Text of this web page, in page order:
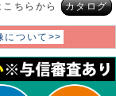
ちらから カタログ
について>>